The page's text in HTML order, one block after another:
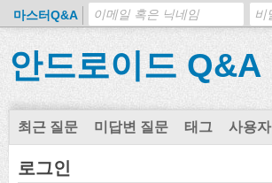
마스터Q&A
안드로이드 Q&A
최근 질문 미답변 질문 태그 사용자
로그인